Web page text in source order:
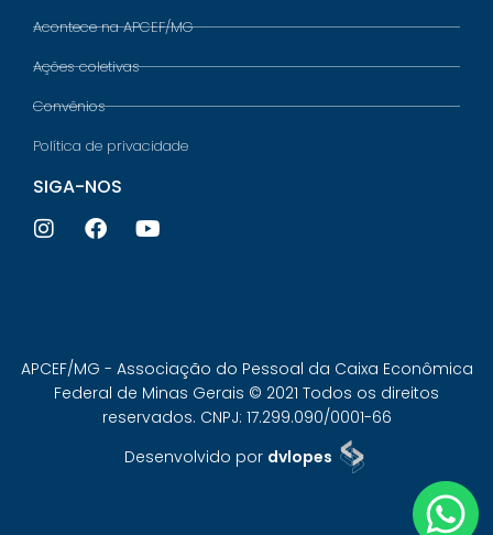
Acontece na APCEF/MG
Ações coletivas
Convênios
Política de privacidade
SIGA-NOS
APCEF/MG - Associação do Pessoal da Caixa Econômica
Federal de Minas Gerais © 2021 Todos os direitos
reservados. CNPJ: 17.299.090/0001-66
Desenvolvido por dvlopes